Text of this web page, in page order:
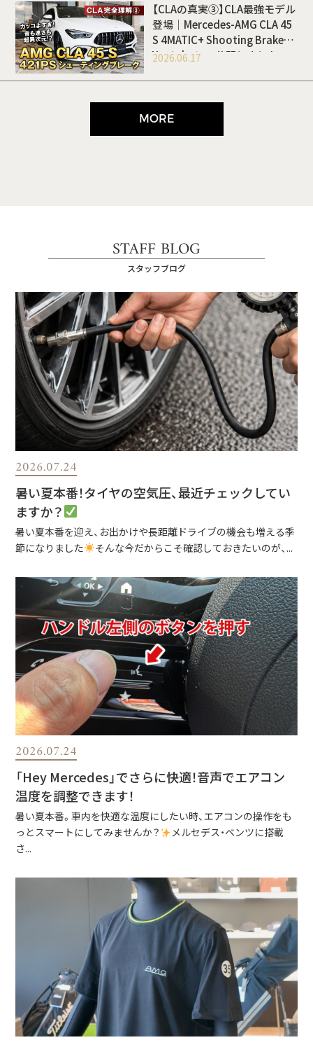
【CLAの真実③】CLA最強モデル
登場｜Mercedes-AMG CLA 45
S 4MATIC+ Shooting Brakeを
Youtubeにて公開しました
2026.06.17
MORE
STAFF BLOG
スタッフブログ
2026.07.24
暑い夏本番！タイヤの空気圧、最近チェックしてい
ますか？
暑い夏本番を迎え、お出かけや長距離ドライブの機会も増える季
節になりました
そんな今だからこそ確認しておきたいのが、...
2026.07.24
「Hey Mercedes」でさらに快適！音声でエアコン
温度を調整できます！
暑い夏本番。車内を快適な温度にしたい時、エアコンの操作をも
っとスマートにしてみませんか？
メルセデス・ベンツに搭載
さ...